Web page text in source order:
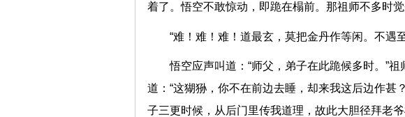
着了。悟空不敢惊动，即跪在榻前。那祖师不多
“难！难！难！道最玄，莫把金丹作等闲。不
悟空应声叫道：“师父，弟子在此跪候多时。”
道：“这猢狲，你不在前边去睡，却来我这后边作甚
子三更时候，从后门里传我道理，故此大胆径拜老